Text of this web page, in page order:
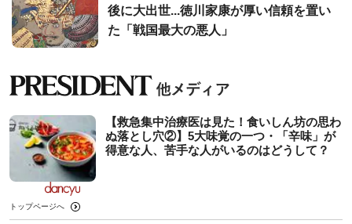
後に大出世...徳川家康が厚い信頼を置い
た「戦国最大の悪人」
【救急集中治療医は見た！食いしん坊の思わ
ぬ落とし穴②】5大味覚の一つ・「辛味」が
得意な人、苦手な人がいるのはどうして？
トップページへ